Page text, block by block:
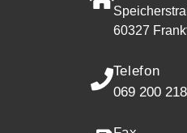
60327
Telefon
069 200